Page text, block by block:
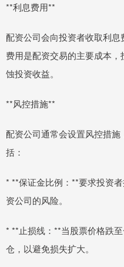
**利息费用**
配资公司会向投资者收取利
费用是配资交易的主要成本
蚀投资收益。
**风控措施**
配资公司通常会设置风控措
括：
* **保证金比例：**要求投资
资公司的风险。
* **止损线：**当股票价格跌
仓，以避免损失扩大。